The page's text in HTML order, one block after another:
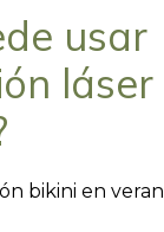
usar
láser